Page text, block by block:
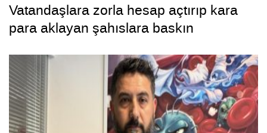
Vatandaşlara zorla hesap açtırıp kara
para aklayan şahıslara baskın